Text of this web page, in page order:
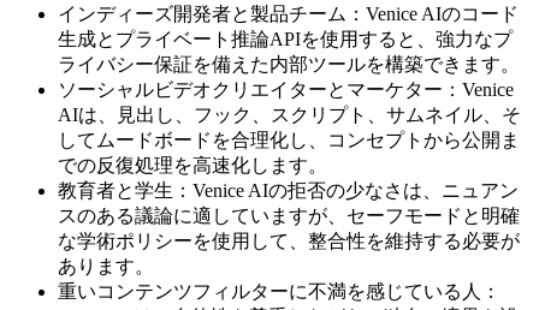
インディーズ開発者と製品チーム：Venice AIのコード
生成とプライベート推論APIを使用すると、強力なプ
ライバシー保証を備えた内部ツールを構築できます。
ソーシャルビデオクリエイターとマーケター：Venice
AIは、見出し、フック、スクリプト、サムネイル、そ
してムードボードを合理化し、コンセプトから公開ま
での反復処理を高速化します。
教育者と学生：Venice AIの拒否の少なさは、ニュアン
スのある議論に適していますが、セーフモードと明確
な学術ポリシーを使用して、整合性を維持する必要が
あります。
重いコンテンツフィルターに不満を感じている人：